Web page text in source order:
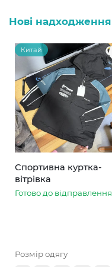
Нові надходження
Китай
Спортивна куртка-
вітрівка
Готово до відправлення
Розмір одягу